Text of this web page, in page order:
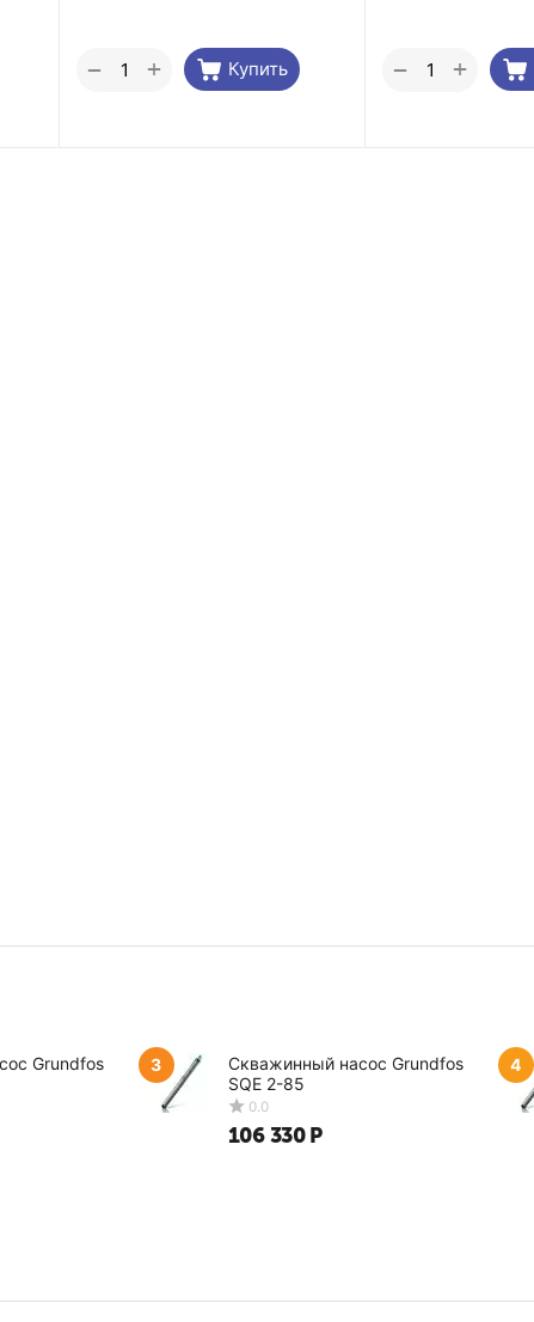
Купить
+
− +
−
Grundfos
3
Скважинный насос Grundfos
SQE 2-85
106 330 Р
4